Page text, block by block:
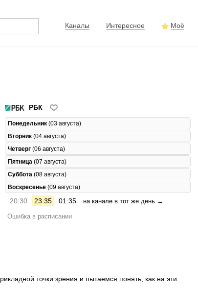
Каналы Интересное Моё
РБК
Понедельник (03 августа)
Вторник (04 августа)
Четверг (06 августа)
Пятница (07 августа)
Суббота (08 августа)
Воскресенье (09 августа)
20:30 23:35 01:35 на канале в тот же день →
Ошибка в расписании
точки зрения и пытаемся понять, как на эти